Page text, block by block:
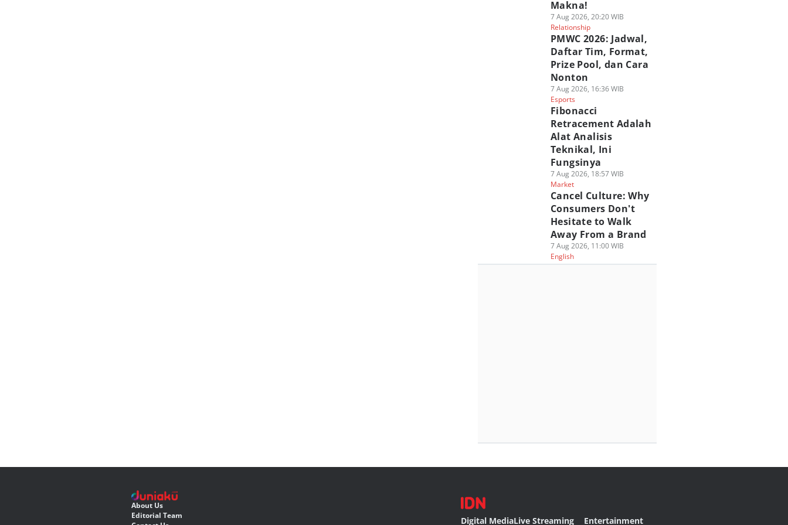
Makna!
7 Aug 2026, 20:20 WIB
Relationship
PMWC 2026: Jadwal,
Daftar Tim, Format,
Prize Pool, dan Cara
Nonton
7 Aug 2026, 16:36 WIB
Esports
Fibonacci
Retracement Adalah
Alat Analisis
Teknikal, Ini
Fungsinya
7 Aug 2026, 18:57 WIB
Market
Cancel Culture: Why
Consumers Don't
Hesitate to Walk
Away From a Brand
7 Aug 2026, 11:00 WIB
English
About Us
Editorial Team
Digital MediaLive Streaming Entertainment